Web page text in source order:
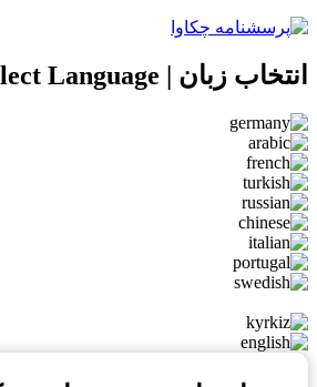
انتخاب زبان | Select Language